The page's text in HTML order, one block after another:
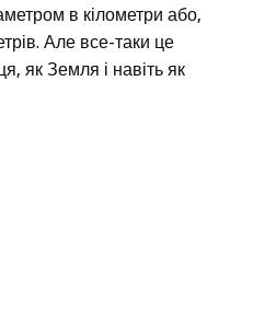
в кілометри або,
Але все-таки це
як Земля і навіть як